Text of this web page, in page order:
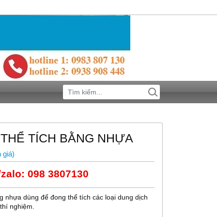
TÍCH BẰNG NHỰA
giá)
098 3807130
nhựa dùng để đong thể tích các loại dung dịch
nghiệm.